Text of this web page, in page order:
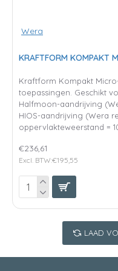
Wera
KRAFTFORM KOMPAKT
Kraftform Kompakt
toepassingen. Geschikt
Halfmoon-aandrijving
HIOS-aandrijving (Wera
oppervlakteweerstand =
€236,61
Excl. BTW:€195,55
LAAD